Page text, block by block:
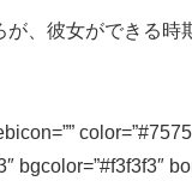
、 彼女ができる時
bgcolor=”#f3f3f3″